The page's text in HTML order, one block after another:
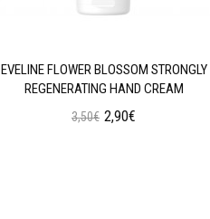
EVELINE FLOWER BLOSSOM STRONGLY
REGENERATING HAND CREAM
3,50€ 2,90€